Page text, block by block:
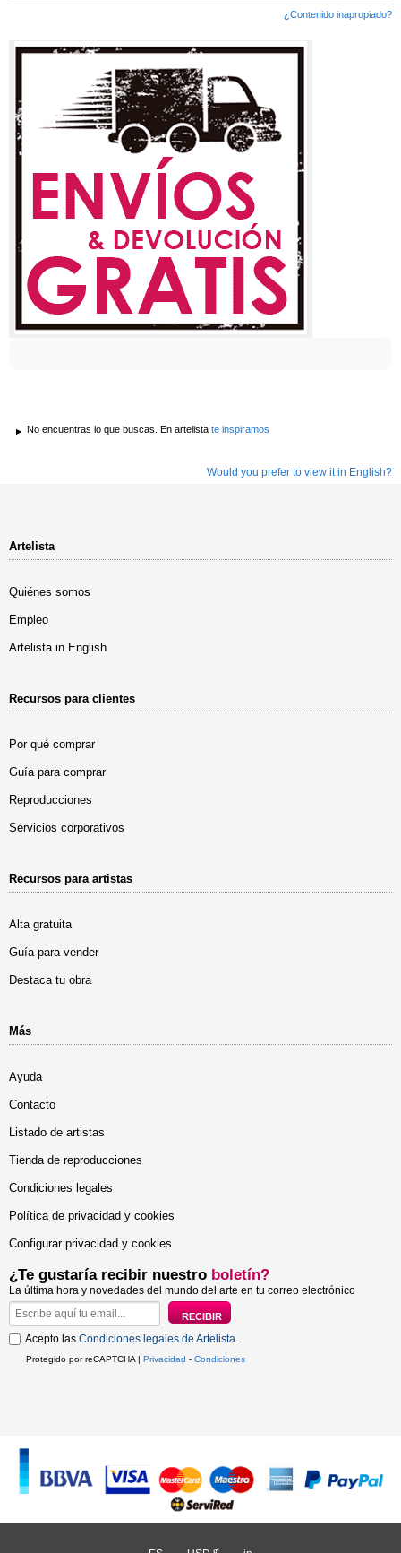
¿Contenido inapropiado?
No encuentras lo que buscas. En artelista te inspiramos
Would you prefer to view it in English?
Artelista
Quiénes somos
Empleo
Artelista in English
Recursos para clientes
Por qué comprar
Guía para comprar
Reproducciones
Servicios corporativos
Recursos para artistas
Alta gratuita
Guía para vender
Destaca tu obra
Más
Ayuda
Contacto
Listado de artistas
Tienda de reproducciones
Condiciones legales
Política de privacidad y cookies
Configurar privacidad y cookies
¿Te gustaría recibir nuestro boletín?
La última hora y novedades del mundo del arte en tu correo electrónico
Acepto las Condiciones legales de Artelista.
Protegido por reCAPTCHA | Privacidad - Condiciones